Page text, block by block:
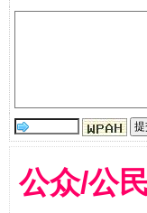
公众/公